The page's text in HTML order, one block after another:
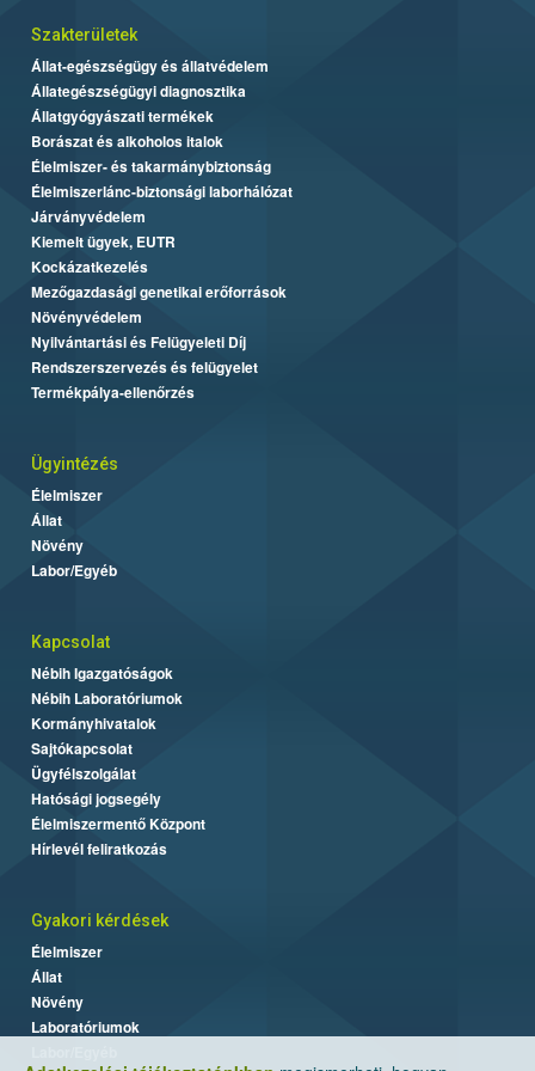
Szakterületek
Állat-egészségügy és állatvédelem
Állategészségügyi diagnosztika
Állatgyógyászati termékek
Borászat és alkoholos italok
Élelmiszer- és takarmánybiztonság
Élelmiszerlánc-biztonsági laborhálózat
Járványvédelem
Kiemelt ügyek, EUTR
Kockázatkezelés
Mezőgazdasági genetikai erőforrások
Növényvédelem
Nyilvántartási és Felügyeleti Díj
Rendszerszervezés és felügyelet
Termékpálya-ellenőrzés
Ügyintézés
Élelmiszer
Állat
Növény
Labor/Egyéb
Kapcsolat
Nébih Igazgatóságok
Nébih Laboratóriumok
Kormányhivatalok
Sajtókapcsolat
Ügyfélszolgálat
Hatósági jogsegély
Élelmiszermentő Központ
Hírlevél feliratkozás
Gyakori kérdések
Élelmiszer
Állat
Növény
Laboratóriumok